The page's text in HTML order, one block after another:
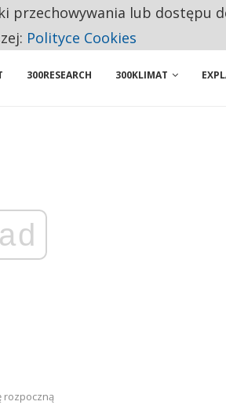
PRACY
300RESEARCH 300KLIMAT
ad
rozpoczną
przechowywania lub dostępu
Polityce Cookies